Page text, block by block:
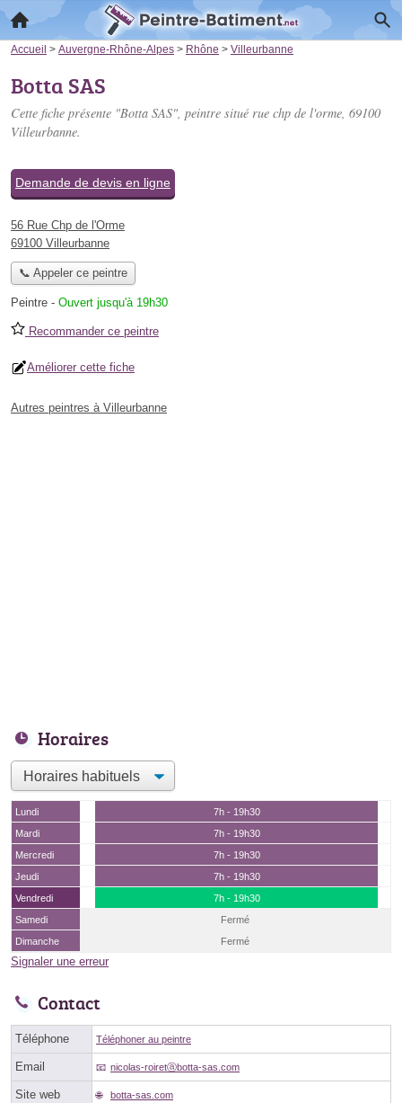
Accueil > Auvergne-Rhône-Alpes > Rhône > Villeurbanne
Botta SAS
Cette fiche présente "Botta SAS", peintre situé rue chp de l'orme, 69100
Villeurbanne.
Demande de devis en ligne
56 Rue Chp de l'Orme
69100 Villeurbanne
📞 Appeler ce peintre
Peintre - Ouvert jusqu'à 19h30
Recommander ce peintre
Améliorer cette fiche
Autres peintres à Villeurbanne
Horaires
Lundi
7h - 19h30
Mardi
7h - 19h30
Mercredi
7h - 19h30
Jeudi
7h - 19h30
Vendredi
7h - 19h30
Samedi
Fermé
Dimanche
Fermé
Signaler une erreur
Contact
Téléphone Téléphoner au peintre
Email nicolas-roiretⓐbotta-sas.com
Site web botta-sas.com